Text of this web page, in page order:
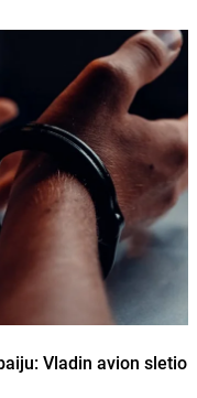
Vladin avion sletio